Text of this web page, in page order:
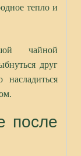
тепло и
чайной
друг
после